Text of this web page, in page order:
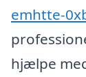
emhtte-
hjælpe